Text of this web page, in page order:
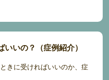
いいの？（症例紹介）
きに受ければいいのか、症